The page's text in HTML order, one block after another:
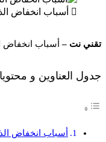
أسباب انخفاض
تقني نت – أسباب انخفاض
جدول العناوين و
أسباب انخفاض